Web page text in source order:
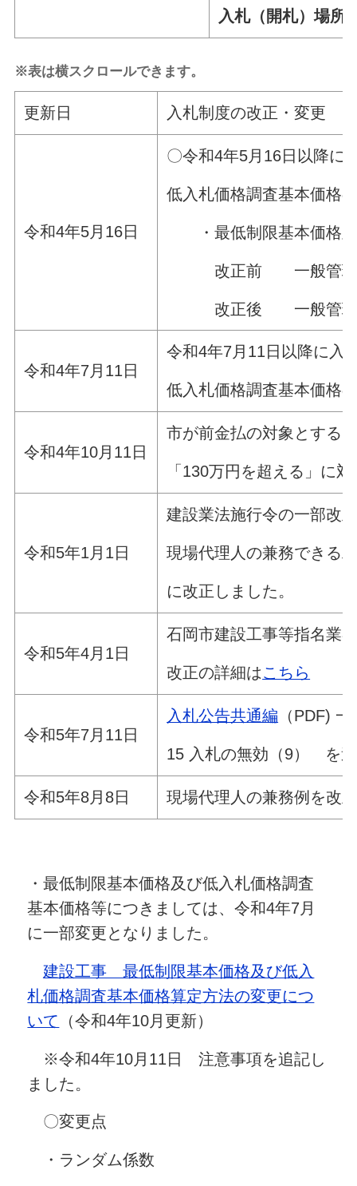
入札（開札）場
※表は横スクロールできます。
更新日 入札制度の改正・変更
令和4年5月16日
〇令和4年5月16日以降に
低入札価格調査基本価格
・最低制限基本価格及
改正前 一般管理費等
改正後 一般管理費等
令和4年7月11日
令和4年7月11日以降に入
低入札価格調査基本価格
令和4年10月11日
市が前金払の対象とする
「130万円を超える」に
令和5年1月1日
建設業法施行令の一部改
現場代理人の兼務できる
に改正しました。
令和5年4月1日
石岡市建設工事等指名業
改正の詳細はこちら
令和5年7月11日
入札公告共通編 （PDF)
15 入札の無効（9） を
令和5年8月8日 現場代理人の兼務例を改
・最低制限基本価格及び低入札価格調査
基本価格等につきましては、令和4年7月
に一部変更となりました。
建設工事 最低制限基本価格及び低入
札価格調査基本価格算定方法の変更につ
いて
（令和4年10月更新）
※令和4年10月11日 注意事項を追記し
ました。
〇変更点
・ランダム係数